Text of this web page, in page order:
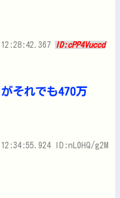
ID:cPP4Vuccd
それでも470万
ID:nL0HQ/g2M